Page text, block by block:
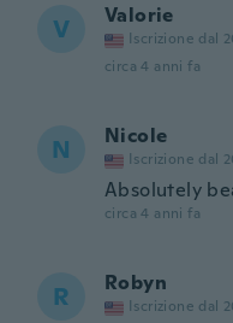
V Valorie
Iscrizione dal
circa 4 anni fa
N Nicole
Iscrizione dal
Absolutely
circa 4 anni fa
R Robyn
Iscrizione dal